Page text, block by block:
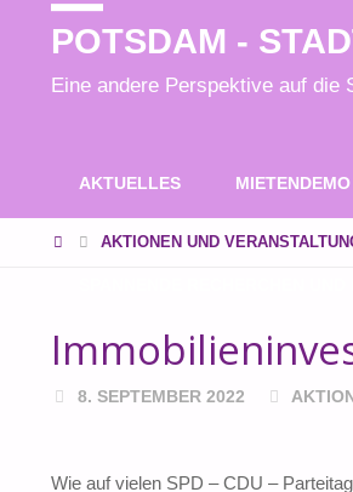
POTSDAM -
Eine andere Perspektive auf die
Inhalt
AKTUELLES
STARTAKTIONEN UND
8. SEPTEMBER 2022
Wie auf vielen SPD – CDU –